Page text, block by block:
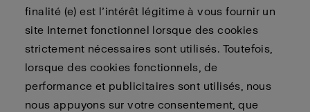
finalité (e) est l’intérêt légitime à vous fournir un
site Internet fonctionnel lorsque des cookies
strictement nécessaires sont utilisés. Toutefois,
lorsque des cookies fonctionnels, de
performance et publicitaires sont utilisés, nous
nous appuyons sur votre consentement, que